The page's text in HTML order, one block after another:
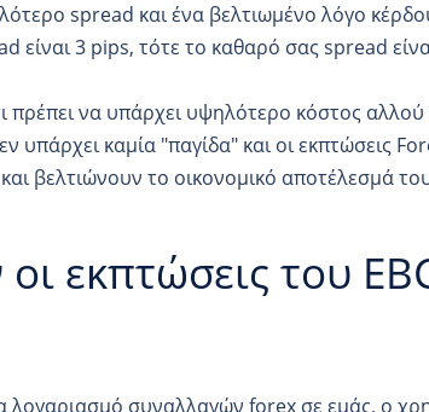
spread και ένα βελτιωμένο λόγο
είναι 3 pips, τότε το καθαρό σας spread
πρέπει να υπάρχει υψηλότερο κόστος αλλού
υπάρχει καμία "παγίδα" και οι εκπτώσεις
βελτιώνουν το οικονομικό αποτέλεσμά
εκπτώσεις του
συναλλαγών forex σε εμάς, ο